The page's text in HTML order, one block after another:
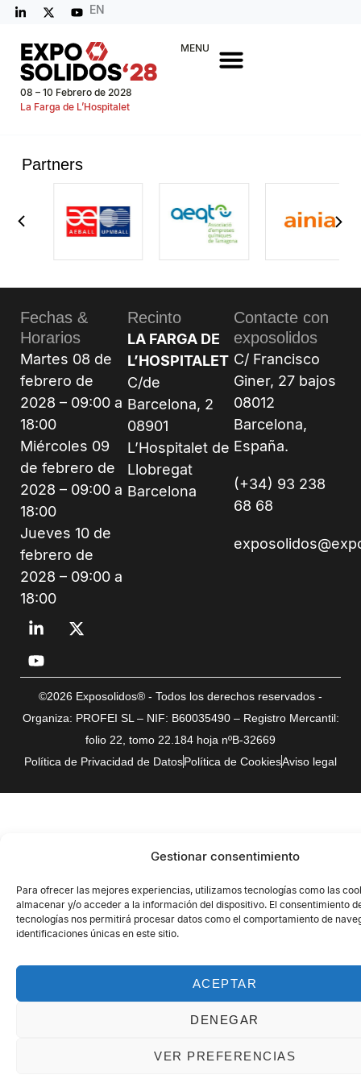
Gestionar consentimiento
Para ofrecer las mejores experiencias, utilizamos tecnologías como las
almacenar y/o acceder a la información del dispositivo. El consentimiento
tecnologías nos permitirá procesar datos como el comportamiento de
identificaciones únicas en este sitio.
ACEPTAR
DENEGAR
VER PREFERENCIAS
EN
08 – 10 Febrero de 2028
La Farga de L’Hospitalet
MENU
Partners
Fechas &
Horarios
Martes 08 de
febrero de
2028 – 09:00 a
18:00
Miércoles 09
de febrero de
2028 – 09:00 a
18:00
Jueves 10 de
febrero de
2028 – 09:00 a
18:00
Recinto
LA FARGA DE
L’HOSPITALET
C/de
Barcelona, 2
08901
L’Hospitalet de
Llobregat
Barcelona
Contacte con
exposolidos
C/ Francisco
Giner, 27 bajos
08012
Barcelona,
España.
(+34) 93 238
68 68
©2026 Exposolidos® - Todos los derechos reservados -
Organiza: PROFEI SL – NIF: B60035490 – Registro Mercantil:
folio 22, tomo 22.184 hoja nºB-32669
Política de Privacidad de DatosPolítica de CookiesAviso legal